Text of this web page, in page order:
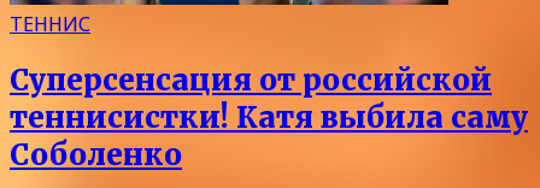
ТЕННИС
Суперсенсация от российской
теннисистки! Катя выбила саму
Соболенко